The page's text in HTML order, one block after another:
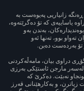
زانیاریی پەیوەست بە
یاساییەی کە تۆ دەگرێتەوە،
بەندن بەو
بوو، تەنها ئەو
تۆ بەردەست دەبن.
دراوی بیان، مامەڵەکردنی
لەسەر مارجن ئاستێکی بەرزی
نەبێت. دەکرێ کە
و بەکارهێنانی قەرز